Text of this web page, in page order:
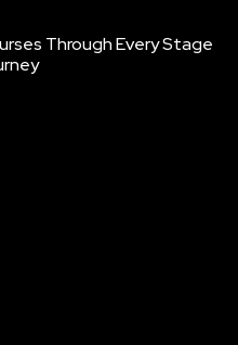
Through Every Stage